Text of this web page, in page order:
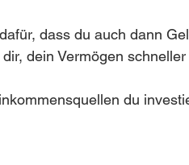
dass du auch dann
dein Vermögen
du